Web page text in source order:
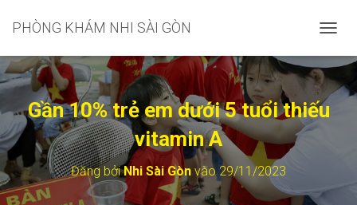
PHÒNG KHÁM NHI SÀI GÒN
H
U
Y
Ể
N
A
Gần 10% trẻ em dưới 5 tuổi thiếu
vitamin A
Đăng bởiNhi Sài Gòn vào 29/11/2023